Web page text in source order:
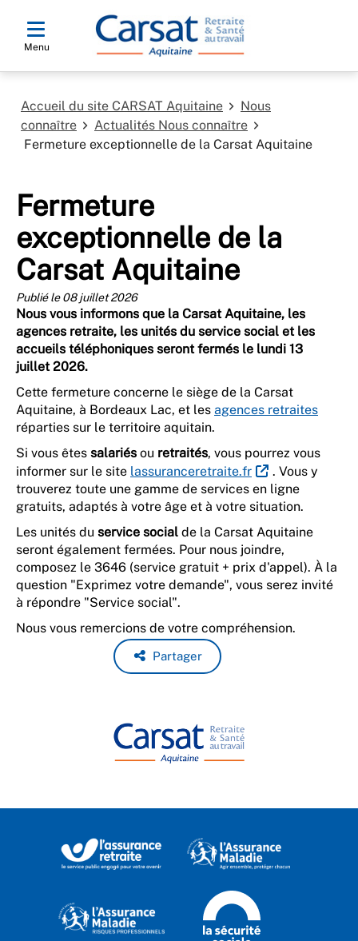
Menu
Accueil du site CARSAT Aquitaine
Nous
connaître
Actualités Nous connaître
Fermeture exceptionnelle de la Carsat Aquitaine
Fermeture
exceptionnelle de la
Carsat Aquitaine
Publié le 08 juillet 2026
Nous vous informons que la Carsat Aquitaine, les
agences retraite, les unités du service social et les
accueils téléphoniques seront fermés le lundi 13
juillet 2026.
Cette fermeture concerne le siège de la Carsat
Aquitaine, à Bordeaux Lac, et les agences retraites
réparties sur le territoire aquitain.
Si vous êtes salariés ou retraités, vous pourrez vous
informer sur le site lassuranceretraite.fr
. Vous y
trouverez toute une gamme de services en ligne
gratuits, adaptés à votre âge et à votre situation.
Les unités du service social de la Carsat Aquitaine
seront également fermées. Pour nous joindre,
composez le 3646 (service gratuit + prix d'appel). À la
question "Exprimez votre demande", vous serez invité
à répondre "Service social".
Nous vous remercions de votre compréhension.
Partager